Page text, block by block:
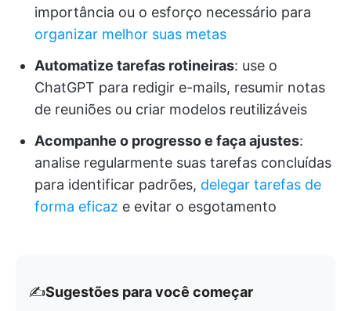
importância ou o esforço necessário para
organizar melhor suas metas
Automatize tarefas rotineiras: use o
ChatGPT para redigir e-mails, resumir notas
de reuniões ou criar modelos reutilizáveis
Acompanhe o progresso e faça ajustes:
analise regularmente suas tarefas concluídas
para identificar padrões, delegar tarefas de
forma eficaz e evitar o esgotamento
✍️Sugestões para você começar